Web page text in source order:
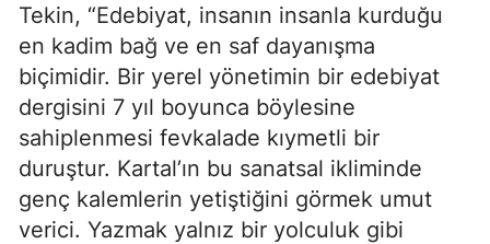
Tekin, “Edebiyat, insanın insanla kurduğu
en kadim bağ ve en saf dayanışma
biçimidir. Bir yerel yönetimin bir edebiyat
dergisini 7 yıl boyunca böylesine
sahiplenmesi fevkalade kıymetli bir
duruştur. Kartal’ın bu sanatsal ikliminde
genç kalemlerin yetiştiğini görmek umut
verici. Yazmak yalnız bir yolculuk gibi